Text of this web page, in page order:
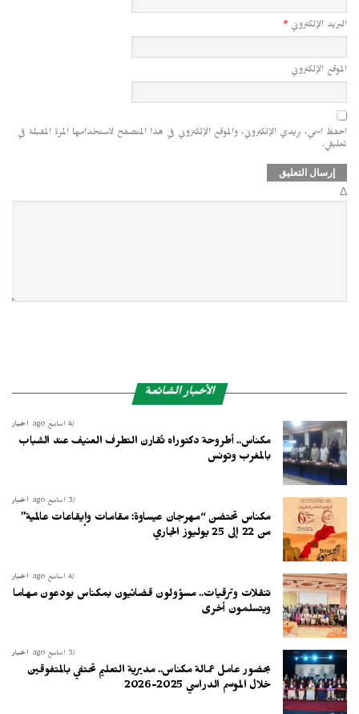
البريد الإلكتروني *
الموقع الإلكتروني
احفظ اسمي، بريدي الإلكتروني، والموقع الإلكتروني في هذا المتصفح لاستخدامها المرة المقبلة في
تعليقي.
Δ
الأخبار الشائعة
أخبار 4 أسابيع ago
مكناس.. أطروحة دكتوراه تُقارن التطرف العنيف عند الشباب
بالمغرب وتونس
أخبار 3 أسابيع ago
مكناس تحتضن “مهرجان عيساوة: مقامات وإيقاعات عالمية”
من 22 إلى 25 يوليوز الجاري
أخبار 4 أسابيع ago
تنقلات وترقيات.. مسؤولون قضائيون بمكناس يودعون مهاما
ويتسلمون أخرى
أخبار 3 أسابيع ago
بحضور عامل عمالة مكناس.. مديرية التعليم تحتفي بالمتفوقين
خلال الموسم الدراسي 2025-2026